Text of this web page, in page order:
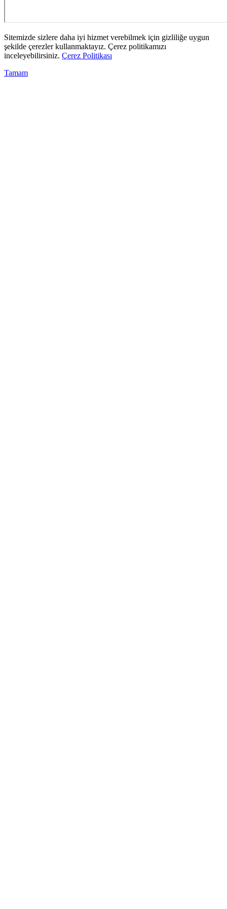
Sitemizde sizlere daha iyi hizmet verebilmek için gizliliğe uygun
şekilde çerezler kullanmaktayız. Çerez politikamızı
inceleyebilirsiniz. Çerez Politikası
Tamam